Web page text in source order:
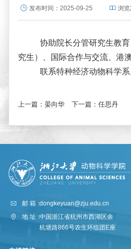
发布时间： 2025-09-25 浏
协助院长分管研究生教
究生）、国际合作与交流、港
联系特种经济动物科学系
上一篇： 晏向华 下一篇： 任思丹
邮 箱：dongkeyuan@zju.edu.cn
地 址：中国浙江省杭州市西湖区余
杭塘路866号农生环组团E座